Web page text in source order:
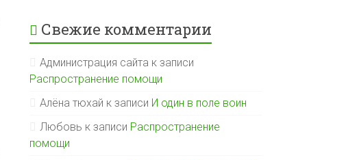
Свежие комментарии
Администрация сайта к записи
Распространение помощи
Алёна тюхай к записи И один в поле воин
Любовь к записи Распространение
помощи